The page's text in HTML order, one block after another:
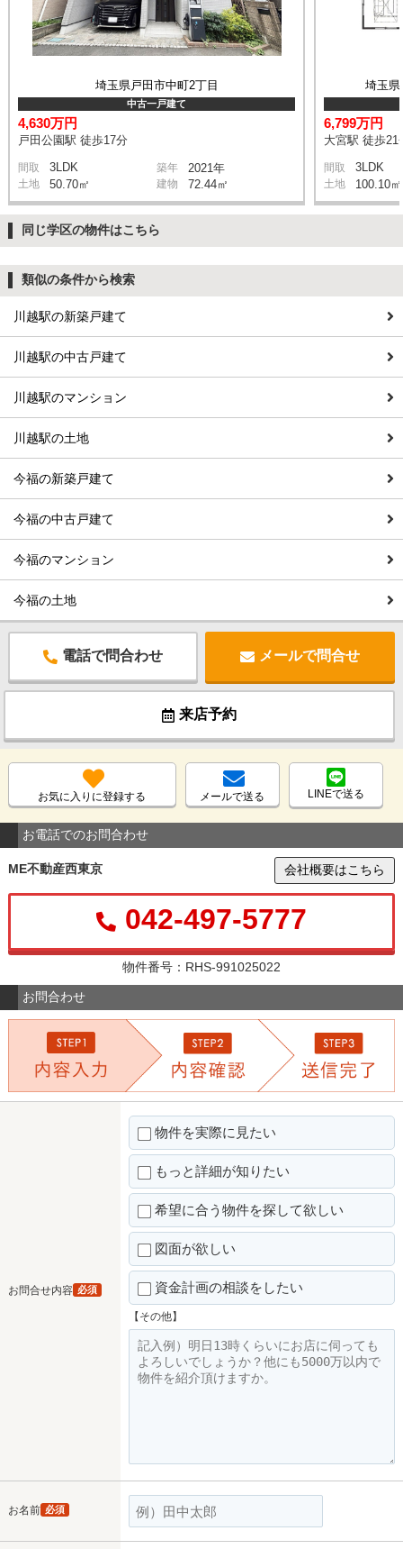
埼玉県戸田市中町2丁目
中古一戸建て
4,630万円
戸田公園駅 徒歩17分
間取 3LDK 築年 2021年
土地 50.70㎡ 建物 72.44㎡
埼玉県
6,799万円
大宮駅 徒歩21
間取 3LDK
土地 100.10㎡
同じ学区の物件はこちら
類似の条件から検索
川越駅の新築戸建て
川越駅の中古戸建て
川越駅のマンション
川越駅の土地
今福の新築戸建て
今福の中古戸建て
今福のマンション
今福の土地
電話で問合わせ メールで問合せ
来店予約
お気に入りに登録する メールで送る LINEで送る
お電話でのお問合わせ
ME不動産西東京 会社概要はこちら
042-497-5777
物件番号：RHS-991025022
お問合わせ
お問合せ内容 必須
物件を実際に見たい
もっと詳細が知りたい
希望に合う物件を探して欲しい
図面が欲しい
資金計画の相談をしたい
【その他】
お名前 必須